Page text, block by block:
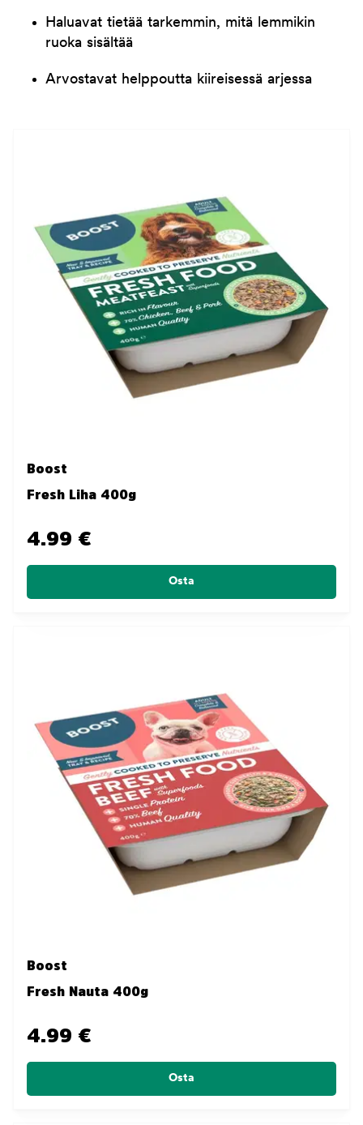
Haluavat tietää tarkemmin, mitä lemmikin
ruoka sisältää
Arvostavat helppoutta kiireisessä arjessa
Boost
Fresh Liha 400g
4.99 €
Osta
Boost
Fresh Nauta 400g
4.99 €
Osta